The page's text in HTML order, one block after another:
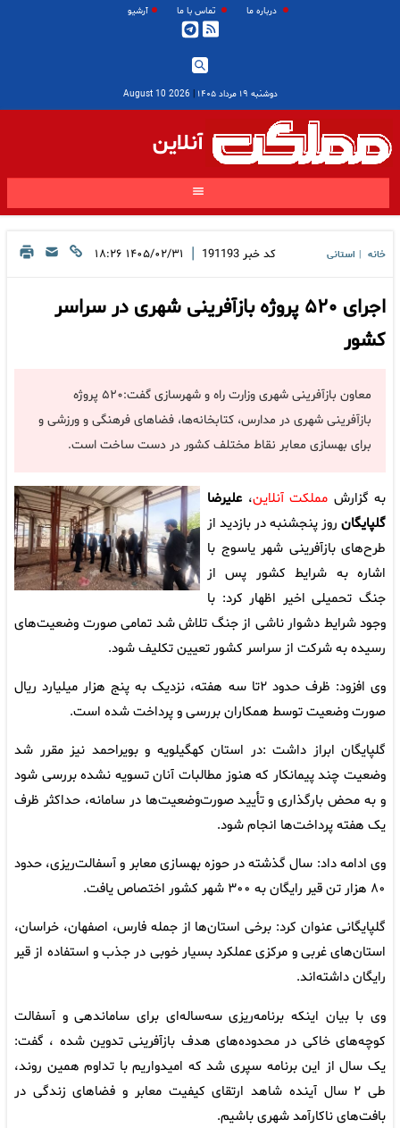
درباره ما تماس با ما آرشیو
دوشنبه ۱۹ مرداد ۱۴۰۵ |
2026 August 10
آنلاین
خانه استانی کد خبر 191193
| ۱۴۰۵/۰۲/۳۱ ۱۸:۲۶
اجرای ۵۲۰ پروژه بازآفرینی شهری در سراسر
کشور
معاون بازآفرینی شهری وزارت راه و شهرسازی گفت:۵۲۰ پروژه
بازآفرینی شهری در مدارس، کتابخانه‌ها، فضاهای فرهنگی و ورزشی و
برای بهسازی معابر نقاط مختلف کشور در دست ساخت است.
به گزارش مملکت آنلاین، علیرضا
گلپایگان روز پنجشنبه در بازدید از
طرح‌های بازآفرینی شهر یاسوج با
اشاره به شرایط کشور پس از
جنگ تحمیلی اخیر اظهار کرد: با
وجود شرایط دشوار ناشی از جنگ تلاش شد تمامی صورت‌ وضعیت‌های
رسیده به شرکت از سراسر کشور تعیین تکلیف شود.
وی افزود: ظرف حدود ۲تا سه هفته، نزدیک به پنج هزار میلیارد ریال
صورت‌ وضعیت توسط همکاران بررسی و پرداخت شده است.
گلپایگان ابراز داشت :در استان کهگیلویه و بویراحمد نیز مقرر شد
وضعیت چند پیمانکار که هنوز مطالبات آنان تسویه نشده بررسی شود
و به محض بارگذاری و تأیید صورت‌وضعیت‌ها در سامانه، حداکثر ظرف
یک هفته پرداخت‌ها انجام شود.
وی ادامه داد: سال گذشته در حوزه بهسازی معابر و آسفالت‌ریزی، حدود
۸۰ هزار تن قیر رایگان به ۳۰۰ شهر کشور اختصاص یافت.
گلپایگانی عنوان کرد: برخی استان‌ها از جمله فارس، اصفهان، خراسان،
استان‌های غربی و مرکزی عملکرد بسیار خوبی در جذب و استفاده از قیر
رایگان داشته‌اند.
وی با بیان اینکه برنامه‌ریزی سه‌ساله‌ای برای ساماندهی و آسفالت
کوچه‌های خاکی در محدوده‌های هدف بازآفرینی تدوین شده ، گفت:
یک سال از این برنامه سپری شد که امیدواریم با تداوم همین روند،
طی ۲ سال آینده شاهد ارتقای کیفیت معابر و فضاهای زندگی در
بافت‌های ناکارآمد شهری باشیم.